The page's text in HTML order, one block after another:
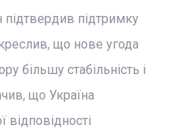
підтримку
що нове угода
більшу стабільність і
що Україна
відповідності